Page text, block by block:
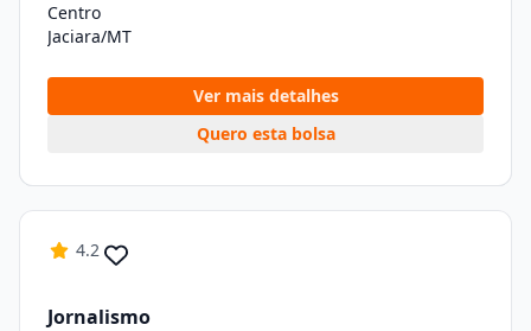
Centro
Jaciara/MT
Ver mais detalhes
Quero esta bolsa
4.2
Jornalismo